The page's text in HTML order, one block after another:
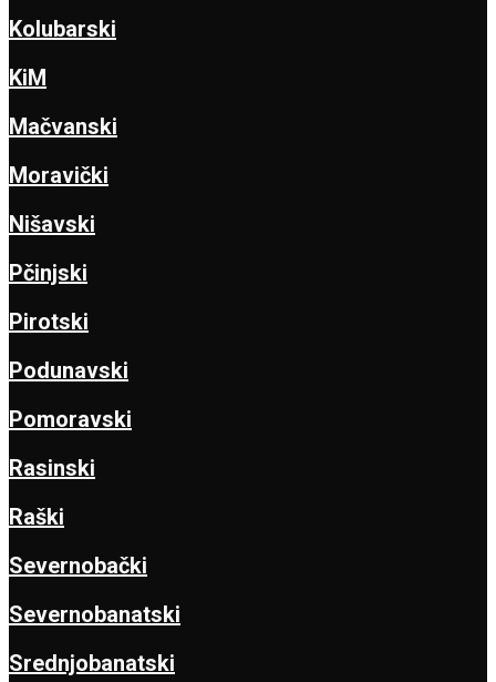
Kolubarski
KiM
Mačvanski
Moravički
Nišavski
Pčinjski
Pirotski
Podunavski
Pomoravski
Rasinski
Raški
Severnobački
Severnobanatski
Srednjobanatski